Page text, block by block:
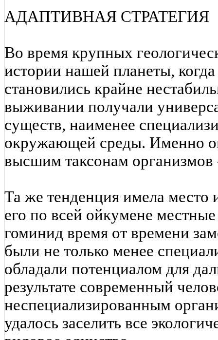
АДАПТИВНАЯ СТРАТЕГИЯ
Во время крупных
истории нашей планеты,
становились крайне
выживании получали
существ, наименее
окружающей среды. Именно
высшим таксонам организмов
Та же тенденция имела место
его по всей ойкумене
гоминид время от времени
были не только менее
обладали потенциалом для
результате современный
неспециализированным
удалось заселить все